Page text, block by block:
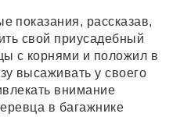
показания, рассказав,
свой приусадебный
с корнями и положил в
высаживать у своего
внимание
в багажнике